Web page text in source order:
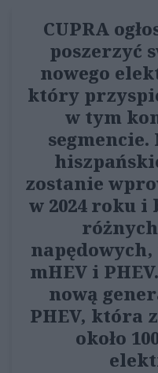
CUPRA
poszerzyć
nowego
który
w tym
segmencie.
zostanie
w 2024 roku i
mHEV i
nową
PHEV, która
około